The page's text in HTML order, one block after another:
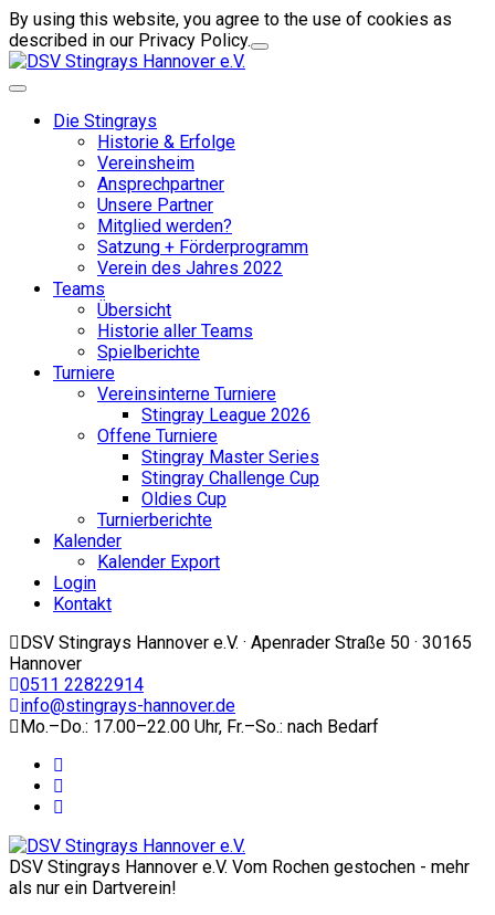
By using this website, you agree to the use of cookies as
described in our Privacy Policy.
Die Stingrays
Historie & Erfolge
Vereinsheim
Ansprechpartner
Unsere Partner
Mitglied werden?
Satzung + Förderprogramm
Verein des Jahres 2022
Teams
Übersicht
Historie aller Teams
Spielberichte
Turniere
Vereinsinterne Turniere
Stingray League 2026
Offene Turniere
Stingray Master Series
Stingray Challenge Cup
Oldies Cup
Turnierberichte
Kalender
Kalender Export
Login
Kontakt
DSV Stingrays Hannover e.V. · Apenrader Straße 50 · 30165
Hannover
0511 22822914
info@stingrays-hannover.de
Mo.–Do.: 17.00–22.00 Uhr, Fr.–So.: nach Bedarf
DSV Stingrays Hannover e.V. Vom Rochen gestochen - mehr
als nur ein Dartverein!